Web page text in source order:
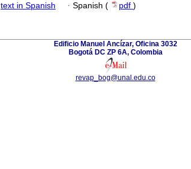
text in Spanish · Spanish ( pdf )
Edificio Manuel Ancízar, Oficina 3032
Bogotá DC ZP 6A, Colombia
revap_bog@unal.edu.co